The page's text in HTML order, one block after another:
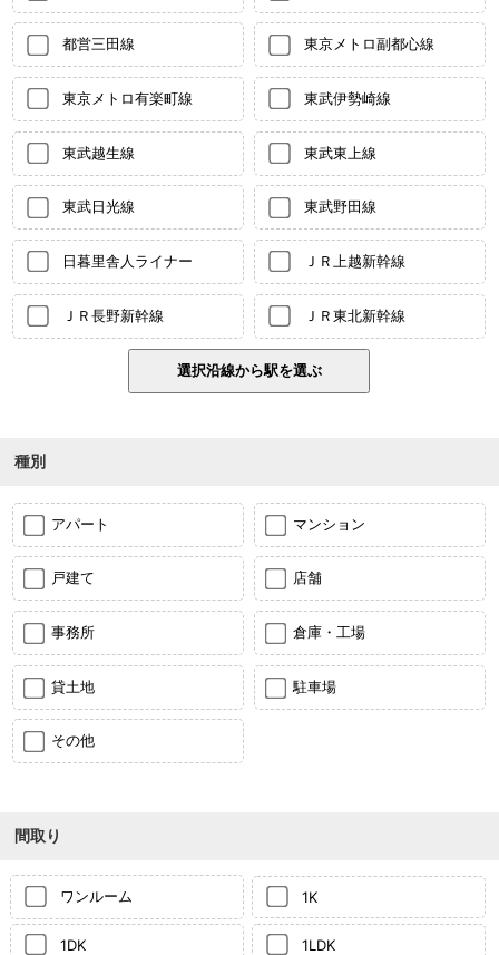
都営三田線 東京メトロ副都心線
東京メトロ有楽町線 東武伊勢崎線
東武越生線 東武東上線
東武日光線 東武野田線
日暮里舎人ライナー ＪＲ上越新幹線
ＪＲ長野新幹線 ＪＲ東北新幹線
種別
アパート マンション
戸建て 店舗
事務所 倉庫・工場
貸土地 駐車場
その他
間取り
ワンルーム 1K
1DK 1LDK